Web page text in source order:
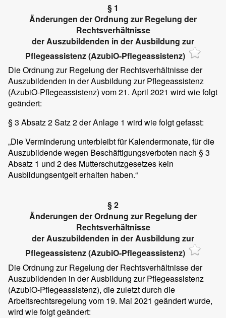
§ 1
Änderungen der Ordnung zur Regelung der
Rechtsverhältnisse
der Auszubildenden in der Ausbildung zur
Pflegeassistenz (AzubiO-Pflegeassistenz)
Die Ordnung zur Regelung der Rechtsverhältnisse der
Auszubildenden in der Ausbildung zur Pflegeassistenz
(AzubiO-Pflegeassistenz) vom 21. April 2021 wird wie folgt
geändert:
§ 3 Absatz 2 Satz 2 der Anlage 1 wird wie folgt gefasst:
„Die Verminderung unterbleibt für Kalendermonate, für die
Auszubildende wegen Beschäftigungsverboten nach § 3
Absatz 1 und 2 des Mutterschutzgesetzes kein
Ausbildungsentgelt erhalten haben.“
§ 2
Änderungen der Ordnung zur Regelung der
Rechtsverhältnisse
der Auszubildenden in der Ausbildung zur
Pflegeassistenz (AzubiO-Pflegeassistenz)
Die Ordnung zur Regelung der Rechtsverhältnisse der
Auszubildenden in der Ausbildung zur Pflegeassistenz
(AzubiO-Pflegeassistenz), die zuletzt durch die
Arbeitsrechtsregelung vom 19. Mai 2021 geändert wurde,
wird wie folgt geändert: